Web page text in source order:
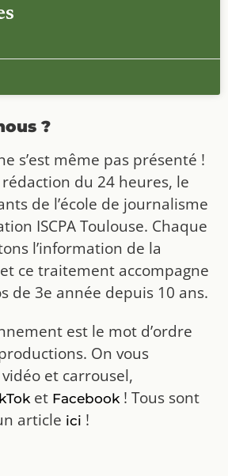
?
s’est même pas présenté !
du 24 heures, le
de l’école de journalisme
ISCPA Toulouse. Chaque
l’information de la
ce traitement accompagne
de 3e année depuis 10 ans.
est le mot d’ordre
On vous
et carrousel,
et Facebook! Tous sont
article ici !